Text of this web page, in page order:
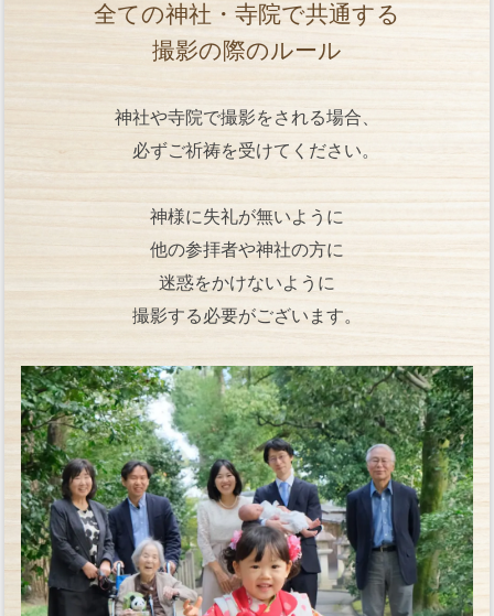
全ての神社・寺院で共通する
撮影の際のルール
神社や寺院で撮影をされる場合、
必ずご祈祷を受けてください。
神様に失礼が無いように
他の参拝者や神社の方に
迷惑をかけないように
撮影する必要がございます。